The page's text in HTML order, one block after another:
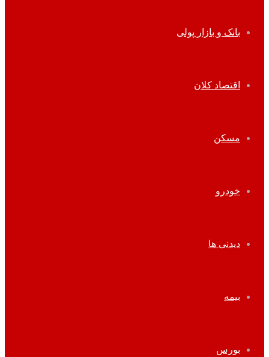
بانک و بازار پولی
اقتصاد کلان
مسکن
خودرو
دیدنی ها
بیمه
بورس